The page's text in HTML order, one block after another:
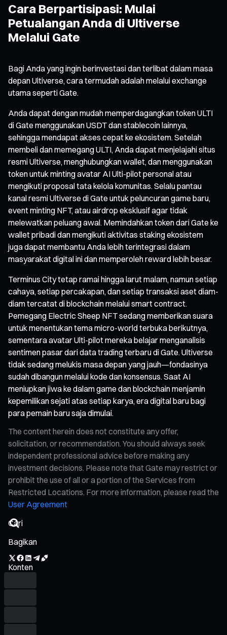
Cara Berpartisipasi: Mulai
Petualangan Anda di Ultiverse
Melalui Gate
Bagi Anda yang ingin berinvestasi dan terlibat dalam masa
depan Ultiverse, cara termudah adalah melalui exchange
utama seperti Gate.
Anda dapat dengan mudah memperdagangkan token ULTI
di Gate menggunakan USDT dan stablecoin lainnya,
sehingga mendapat akses cepat ke ekosistem. Setelah
membeli dan memegang ULTI, Anda dapat menjelajahi situs
resmi Ultiverse, menghubungkan wallet, dan menggunakan
token untuk minting avatar AI Ulti-pilot personal atau
mengikuti proposal tata kelola komunitas. Selalu pantau
kanal resmi Ultiverse di Gate untuk peluncuran game baru,
event minting NFT, atau airdrop eksklusif agar tidak
melewatkan peluang awal. Memindahkan token dari Gate ke
wallet pribadi dan mengikuti aktivitas staking ekosistem
juga dapat membantu Anda lebih terintegrasi dalam
masyarakat digital ini dan memperoleh reward lebih besar.
Terminus City tetap ramai hingga larut malam, namun setiap
cahaya, setiap percakapan, dan setiap transaksi aset diam-
diam tercatat di blockchain melalui smart contract.
Pemegang Electric Sheep NFT sedang memberikan suara
untuk menentukan tema micro-world terbuka berikutnya,
sementara avatar Ulti-pilot mereka belajar menganalisis
sentimen pasar dari data trading terbaru di Gate. Ultiverse
tidak sedang melukis masa depan yang jauh—fondasinya
sudah dibangun melalui kode dan konsensus. Saat AI
meniupkan jiwa ke dalam game dan blockchain menjamin
kepemilikan sejati atas setiap karya, era digital baru bagi
para pemain baru saja dimulai.
The content herein does not constitute any offer,
solicitation, or recommendation. You should always seek
independent professional advice before making any
investment decisions. Please note that Gate may restrict or
prohibit the use of all or a portion of the Services from
Restricted Locations. For more information, please read the
User Agreement
Bagikan
Konten